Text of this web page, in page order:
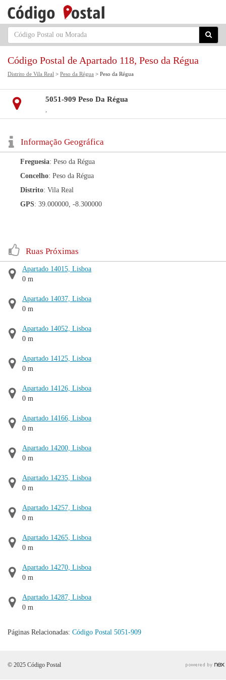
Código Postal de Apartado 118, Peso da Régua
Distrito de Vila Real > Peso da Régua > Peso da Régua
5051-909 Peso Da Régua
,
Informação Geográfica
Freguesia: Peso da Régua
Concelho: Peso da Régua
Distrito: Vila Real
GPS: 39.000000, -8.300000
Ruas Próximas
Apartado 14015, Lisboa
0 m
Apartado 14037, Lisboa
0 m
Apartado 14052, Lisboa
0 m
Apartado 14125, Lisboa
0 m
Apartado 14126, Lisboa
0 m
Apartado 14166, Lisboa
0 m
Apartado 14200, Lisboa
0 m
Apartado 14235, Lisboa
0 m
Apartado 14257, Lisboa
0 m
Apartado 14265, Lisboa
0 m
Apartado 14270, Lisboa
0 m
Apartado 14287, Lisboa
0 m
Páginas Relacionadas: Código Postal 5051-909
© 2025 Código Postal